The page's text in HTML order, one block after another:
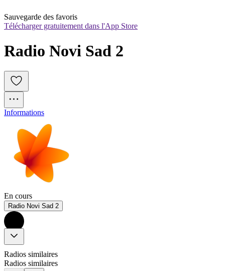
Sauvegarde des favoris
Télécharger gratuitement dans l'App Store
Radio Novi Sad 2
Informations
En cours
Radio Novi Sad 2
Radios similaires
Radios similaires